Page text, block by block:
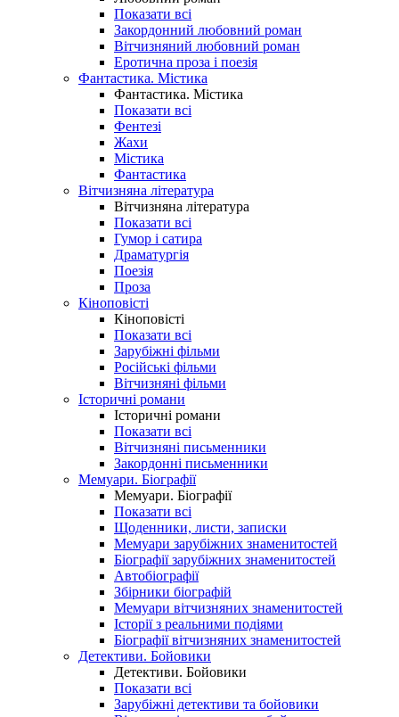
Показати всі
Закордонний любовний роман
Вітчизняний любовний роман
Еротична проза і поезія
Фантастика. Містика
Фантастика. Містика
Показати всі
Фентезі
Жахи
Містика
Фантастика
Вітчизняна література
Вітчизняна література
Показати всі
Гумор і сатира
Драматургія
Поезія
Проза
Кіноповісті
Кіноповісті
Показати всі
Зарубіжні фільми
Російські фільми
Вітчизняні фільми
Історичні романи
Історичні романи
Показати всі
Вітчизняні письменники
Закордонні письменники
Мемуари. Біографії
Мемуари. Біографії
Показати всі
Щоденники, листи, записки
Мемуари зарубіжних знаменитостей
Біографії зарубіжних знаменитостей
Автобіографії
Збірники біографій
Мемуари вітчизняних знаменитостей
Історії з реальними подіями
Біографії вітчизняних знаменитостей
Детективи. Бойовики
Детективи. Бойовики
Показати всі
Зарубіжні детективи та бойовики